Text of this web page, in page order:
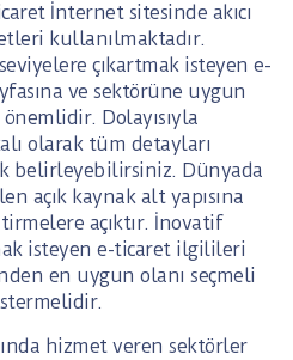
İnternet sitesinde akıcı
kullanılmaktadır.
çıkartmak isteyen e-
ve sektörüne uygun
Dolayısıyla
olarak tüm detayları
belirleyebilirsiniz. Dünyada
açık kaynak alt yapısına
açıktır. İnovatif
isteyen e-ticaret ilgilileri
en uygun olanı seçmeli
hizmet veren sektörler